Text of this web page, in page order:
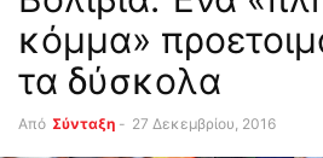
κόμμα»
τα δύσκολα
Από Σύνταξη - 27 Δεκεμβρίου, 2016